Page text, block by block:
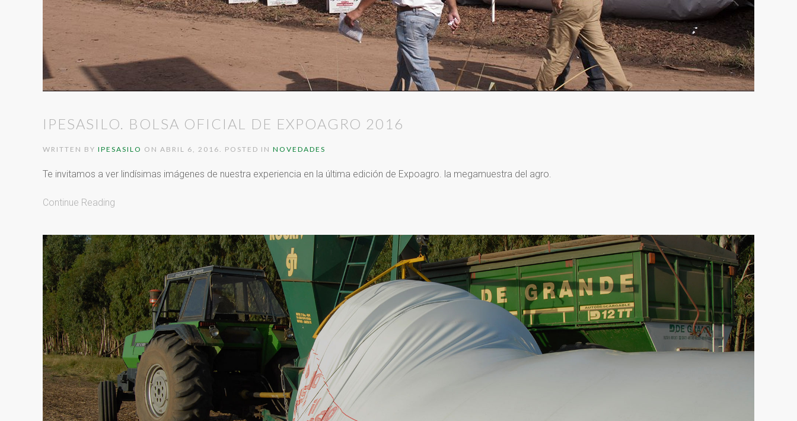
IPESASILO. BOLSA OFICIAL DE EXPOAGRO 2016
WRITTEN BY IPESASILO ON ABRIL 6, 2016 . POSTED IN NOVEDADES
Te invitamos a ver lindísimas imágenes de nuestra experiencia en la última edición de Expoagro. la megamuestra del agro.
Continue Reading